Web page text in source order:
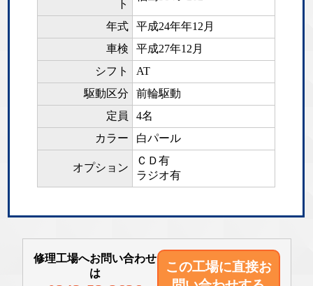
ト
年式
平成24年年12月
車検
平成27年12月
シフト
AT
駆動区分
前輪駆動
定員
4名
カラー
白パール
オプション
ＣＤ有
ラジオ有
修理工場へお問い合わせ
は
この工場に直接お